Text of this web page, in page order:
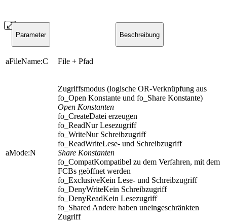
Parameter Beschreibung
aFileName:C File + Pfad
aMode:N
Zugriffsmodus (logische OR-Verknüpfung aus
fo_Open Konstante und fo_Share Konstante)
Open Konstanten
fo_CreateDatei erzeugen
fo_ReadNur Lesezugriff
fo_WriteNur Schreibzugriff
fo_ReadWriteLese- und Schreibzugriff
Share Konstanten
fo_CompatKompatibel zu dem Verfahren, mit dem
FCBs geöffnet werden
fo_ExclusiveKein Lese- und Schreibzugriff
fo_DenyWriteKein Schreibzugriff
fo_DenyReadKein Lesezugriff
fo_Shared Andere haben uneingeschränkten
Zugriff